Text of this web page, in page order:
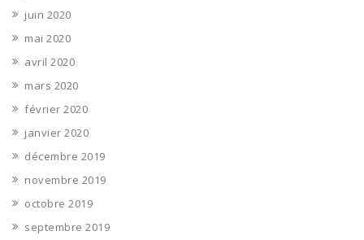
juin 2020
mai 2020
avril 2020
mars 2020
février 2020
janvier 2020
décembre 2019
novembre 2019
octobre 2019
septembre 2019